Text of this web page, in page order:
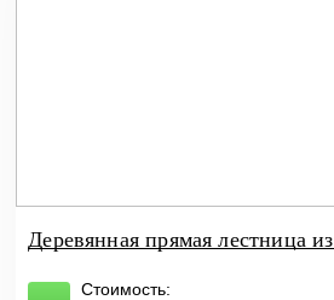
Деревянная прямая лестница
Стоимость: